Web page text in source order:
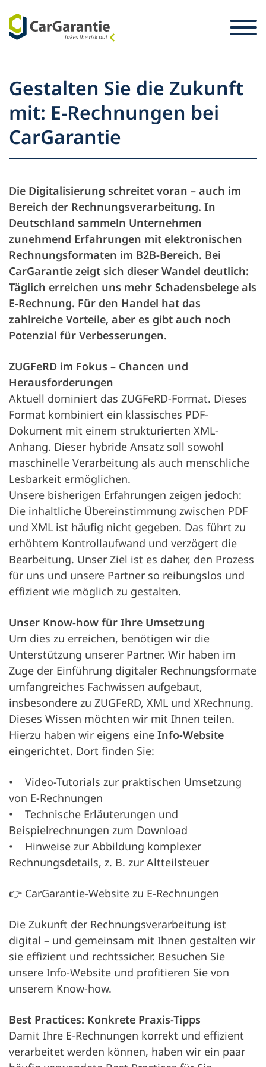
Partener
Proprietarul vehiculului
Service şi asistenţă
Partener
Proprietarul vehiculului
Firme
Gestalten Sie die Zukunft
mit: E-Rechnungen bei
CarGarantie
Die Digitalisierung schreitet voran – auch im
Bereich der Rechnungsverarbeitung. In
Deutschland sammeln Unternehmen
zunehmend Erfahrungen mit elektronischen
Rechnungsformaten im B2B-Bereich. Bei
CarGarantie zeigt sich dieser Wandel deutlich:
Täglich erreichen uns mehr Schadensbelege als
E-Rechnung. Für den Handel hat das
zahlreiche Vorteile, aber es gibt auch noch
Potenzial für Verbesserungen.
ZUGFeRD im Fokus – Chancen und
Herausforderungen
Aktuell dominiert das ZUGFeRD-Format. Dieses
Format kombiniert ein klassisches PDF-
Dokument mit einem strukturierten XML-
Anhang. Dieser hybride Ansatz soll sowohl
maschinelle Verarbeitung als auch menschliche
Lesbarkeit ermöglichen.
Unsere bisherigen Erfahrungen zeigen jedoch:
Die inhaltliche Übereinstimmung zwischen PDF
und XML ist häufig nicht gegeben. Das führt zu
erhöhtem Kontrollaufwand und verzögert die
Bearbeitung. Unser Ziel ist es daher, den Prozess
für uns und unsere Partner so reibungslos und
effizient wie möglich zu gestalten.
Unser Know-how für Ihre Umsetzung
Um dies zu erreichen, benötigen wir die
Unterstützung unserer Partner. Wir haben im
Zuge der Einführung digitaler Rechnungsformate
umfangreiches Fachwissen aufgebaut,
insbesondere zu ZUGFeRD, XML und XRechnung.
Dieses Wissen möchten wir mit Ihnen teilen.
Hierzu haben wir eigens eine Info-Website
eingerichtet. Dort finden Sie:
• Video-Tutorials zur praktischen Umsetzung
von E-Rechnungen
• Technische Erläuterungen und
Beispielrechnungen zum Download
• Hinweise zur Abbildung komplexer
Rechnungsdetails, z. B. zur Altteilsteuer
👉 CarGarantie-Website zu E-Rechnungen
Die Zukunft der Rechnungsverarbeitung ist
digital – und gemeinsam mit Ihnen gestalten wir
sie effizient und rechtssicher. Besuchen Sie
unsere Info-Website und profitieren Sie von
unserem Know-how.
Best Practices: Konkrete Praxis-Tipps
Damit Ihre E-Rechnungen korrekt und effizient
verarbeitet werden können, haben wir ein paar